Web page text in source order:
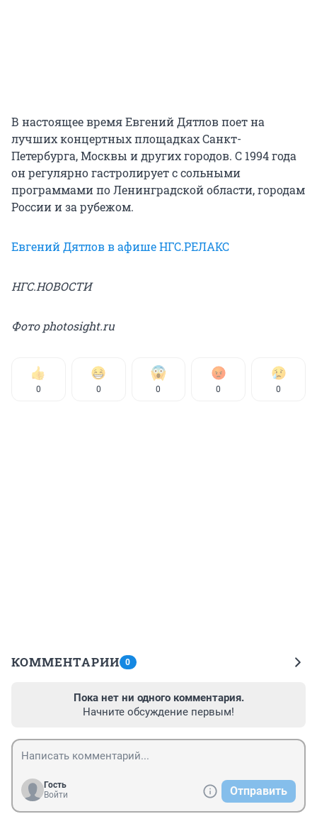
В настоящее время Евгений Дятлов поет на
лучших концертных площадках Санкт-
Петербурга, Москвы и других городов. С 1994 года
он регулярно гастролирует с сольными
программами по Ленинградской области, городам
России и за рубежом.
Евгений Дятлов в афише НГС.РЕЛАКС
НГС.НОВОСТИ
Фото photosight.ru
0 0 0 0 0
КОММЕНТАРИИ 0
Пока нет ни одного комментария.
Начните обсуждение первым!
Гость
Войти
Отправить